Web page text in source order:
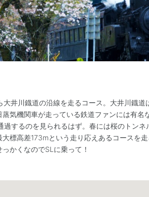
大井川鐡道の沿線を走るコース。大井川鐡
気機関車が走っている鉄道ファンには有名
過するのを見られるはず。春には桜のトンネ
標高差173mという走り応えあるコースを
かくなのでSLに乗って！